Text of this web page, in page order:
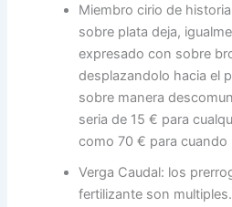
Miembro cirio de
sobre plata deja,
expresado con sobre
desplazandolo hacia el
sobre manera
seri­a de 15 € para
como 70 € para cuando
Verga Caudal: los
fertilizante son